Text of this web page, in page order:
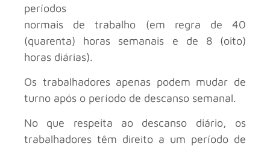
períodos
normais de trabalho (em regra de 40
(quarenta) horas semanais e de 8 (oito)
horas diárias).
Os trabalhadores apenas podem mudar de
turno após o período de descanso semanal.
No que respeita ao descanso diário, os
trabalhadores têm direito a um período de